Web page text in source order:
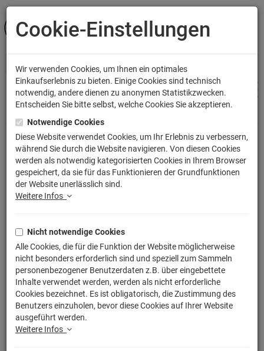
ANMELDEN
Sons of the Road Sportbeutel 
bedruckter Turnbeutel mit Kordeln
Artikelnummer: TLM2175TX
Cookie-Einstellungen
Wir verwenden Cookies, um Ihnen ein optimales
Einkaufserlebnis zu bieten. Einige Cookies sind technisch
notwendig, andere dienen zu anonymen Statistikzwecken.
Entscheiden Sie bitte selbst, welche Cookies Sie akzeptieren.
Notwendige Cookies
Diese Website verwendet Cookies, um Ihr Erlebnis zu verbessern,
während Sie durch die Website navigieren. Von diesen Cookies
werden als notwendig kategorisierten Cookies in Ihrem Browser
gespeichert, da sie für das Funktionieren der Grundfunktionen
der Website unerlässlich sind.
Weitere Infos
Nicht notwendige Cookies
Alle Cookies, die für die Funktion der Website möglicherweise
nicht besonders erforderlich sind und speziell zum Sammeln
personenbezogener Benutzerdaten z.B. über eingebettete
Inhalte verwendet werden, werden als nicht erforderliche
Cookies bezeichnet. Es ist obligatorisch, die Zustimmung des
Benutzers einzuholen, bevor diese Cookies auf Ihrer Website
ausgeführt werden.
Weitere Infos